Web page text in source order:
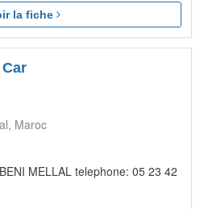
la fiche
Maroc
MELLAL telephone: 05 23 42